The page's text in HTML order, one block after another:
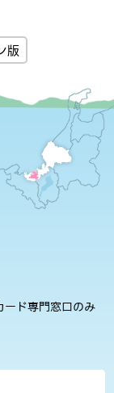
版
ード専門窓口のみ